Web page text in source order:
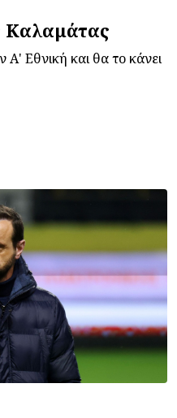
Καλαμάτας
Εθνική και θα το κάνει